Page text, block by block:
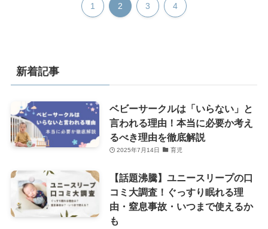
1 2 3 4
新着記事
ベビーサークルは「いらない」と
言われる理由！本当に必要か考え
るべき理由を徹底解説
2025年7月14日 育児
【話題沸騰】ユニースリープの口
コミ大調査！ぐっすり眠れる理
由・窒息事故・いつまで使えるか
も